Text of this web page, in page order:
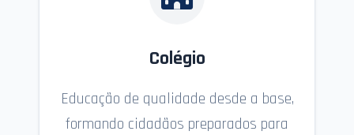
Colégio
Educação de qualidade desde a base,
formando cidadãos preparados para